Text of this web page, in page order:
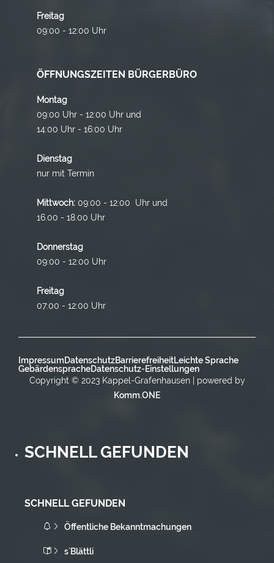
Freitag
09:00 - 12:00 Uhr
ÖFFNUNGSZEITEN BÜRGERBÜRO
Montag
09:00 Uhr - 12:00 Uhr und
14:00 Uhr - 16:00 Uhr
Dienstag
nur mit Termin
Mittwoch: 09:00 - 12:00 Uhr und
16.00 - 18.00 Uhr
Donnerstag
09:00 - 12:00 Uhr
Freitag
07:00 - 12:00 Uhr
ImpressumDatenschutzBarrierefreiheitLeichte Sprache
GebärdenspracheDatenschutz-Einstellungen
Copyright © 2023 Kappel-Grafenhausen | powered by
Komm.ONE
SCHNELL GEFUNDEN
SCHNELL GEFUNDEN
Öffentliche Bekanntmachungen
s`Blättli